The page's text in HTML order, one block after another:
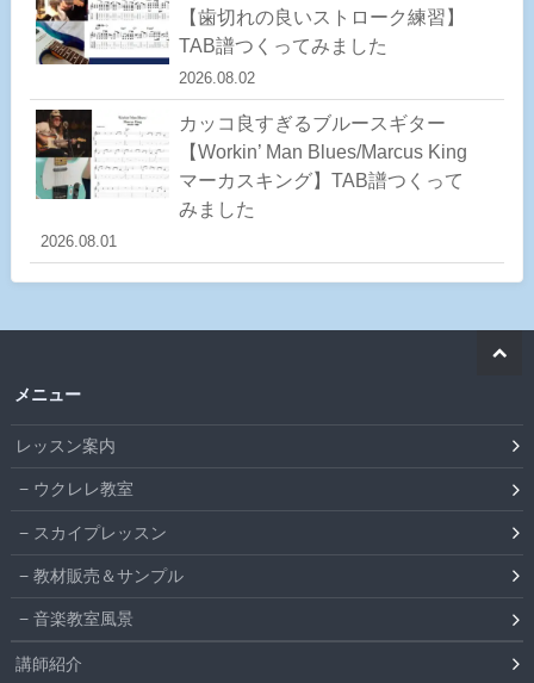
【歯切れの良いストローク練習】
TAB譜つくってみました
2026.08.02
カッコ良すぎるブルースギター
【Workin’ Man Blues/Marcus King
マーカスキング】TAB譜つくって
みました
2026.08.01
メニュー
レッスン案内
ウクレレ教室
スカイプレッスン
教材販売＆サンプル
音楽教室風景
講師紹介